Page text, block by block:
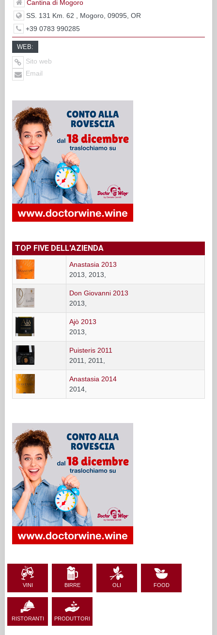
Cantina di Mogoro
SS. 131 Km. 62 , Mogoro, 09095, OR
+39 0783 990285
WEB:
Sito web
Email
TOP FIVE DELL'AZIENDA
Anastasia 2013
2013, 2013,
Don Giovanni 2013
2013,
Ajò 2013
2013,
Puisteris 2011
2011, 2011,
Anastasia 2014
2014,
VINI BIRRE OLI FOOD
RISTORANTI PRODUTTORI